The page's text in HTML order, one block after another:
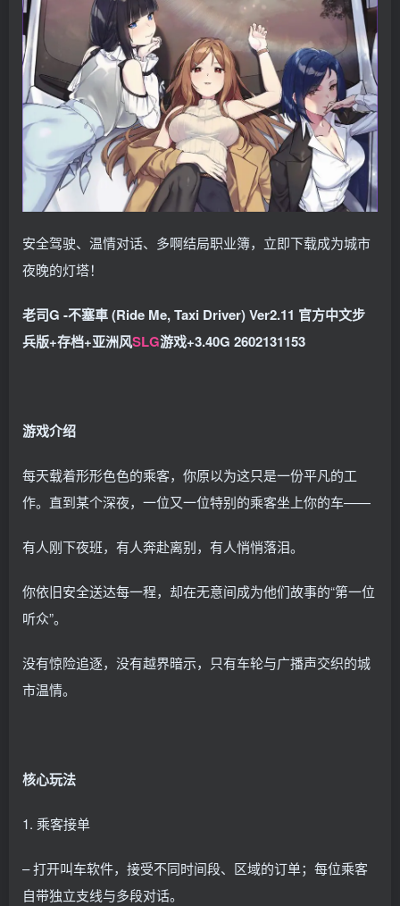
安全驾驶、温情对话、多啊结局职业簿，立即下载成为城市
夜晚的灯塔！
老司G -不塞車 (Ride Me, Taxi Driver) Ver2.11 官方中文步
兵版+存档+亚洲风SLG游戏+3.40G 2602131153
游戏介绍
每天载着形形色色的乘客，你原以为这只是一份平凡的工
作。直到某个深夜，一位又一位特别的乘客坐上你的车——
有人刚下夜班，有人奔赴离别，有人悄悄落泪。
你依旧安全送达每一程，却在无意间成为他们故事的“第一位
听众”。
没有惊险追逐，没有越界暗示，只有车轮与广播声交织的城
市温情。
核心玩法
1. 乘客接单
– 打开叫车软件，接受不同时间段、区域的订单；每位乘客
自带独立支线与多段对话。